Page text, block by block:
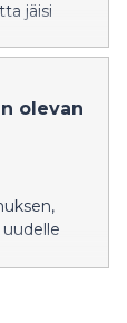
jäisi
olevan